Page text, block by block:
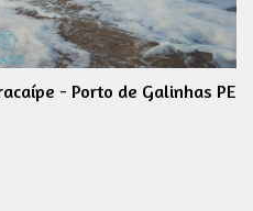
- Porto de Galinhas PE